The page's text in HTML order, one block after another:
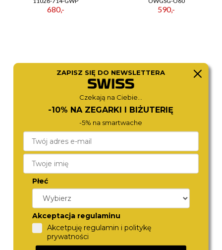
680,- 590,-
ROSEFIELD
OWDSG-O62 OCGSG-O82
ZAPISZ SIĘ DO NEWSLETTERA
Czekają na Ciebie...
-10% NA ZEGARKI I BIŻUTERIĘ
-5% na smartwache
Płeć
Akceptacja regulaminu
Akcetpuję regulamin i politykę
prywatności